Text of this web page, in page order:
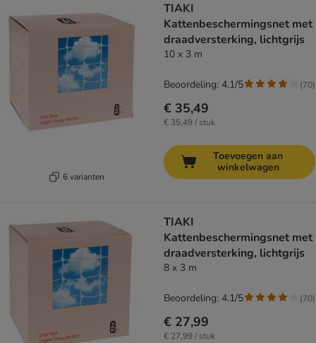
6 varianten
TIAKI
Kattenbeschermingsnet met
draadversterking, lichtgrijs
10 x 3 m
€ 35,49
€ 35,49 / stuk
Beoordeling: 4.1/5 (70)
Toevoegen aan
winkelwagen
TIAKI
Kattenbeschermingsnet met
draadversterking, lichtgrijs
8 x 3 m
€ 27,99
€ 27,99 / stuk
Beoordeling: 4.1/5 (70)